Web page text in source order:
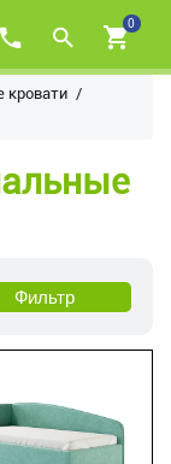
0
кровати
Фильтр